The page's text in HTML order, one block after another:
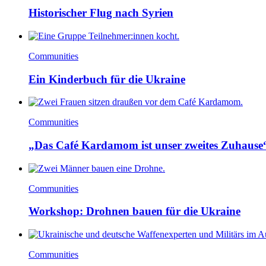
Historischer Flug nach Syrien
Communities
Ein Kinderbuch für die Ukraine
Communities
„Das Café Kardamom ist unser zweites
Communities
Workshop: Drohnen bauen für die Ukraine
Communities